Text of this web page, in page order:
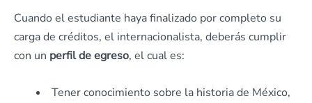
Cuando el estudiante haya finalizado por completo su
carga de créditos, el internacionalista, deberás cumplir
con un perfil de egreso, el cual es:
Tener conocimiento sobre la historia de México,